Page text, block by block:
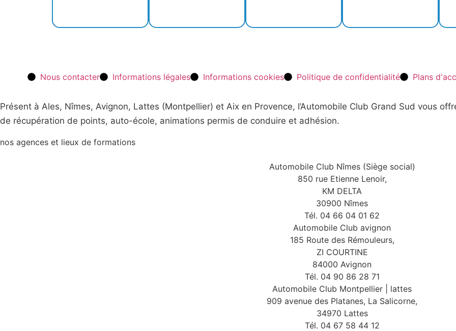
Nous contacter Informations légales Informations cookies Politique de confidentialité Plans
Présent à Ales, Nîmes, Avignon, Lattes (Montpellier) et Aix en Provence, l’Automobile Club Grand Sud vous
de récupération de points, auto-école, animations permis de conduire et adhésion.
nos agences et lieux de formations
Automobile Club Nîmes (Siège social)
850 rue Etienne Lenoir,
KM DELTA
30900 Nîmes
Tél. 04 66 04 01 62
Automobile Club avignon
185 Route des Rémouleurs,
ZI COURTINE
84000 Avignon
Tél. 04 90 86 28 71
Automobile Club Montpellier | lattes
909 avenue des Platanes, La Salicorne,
34970 Lattes
Tél. 04 67 58 44 12